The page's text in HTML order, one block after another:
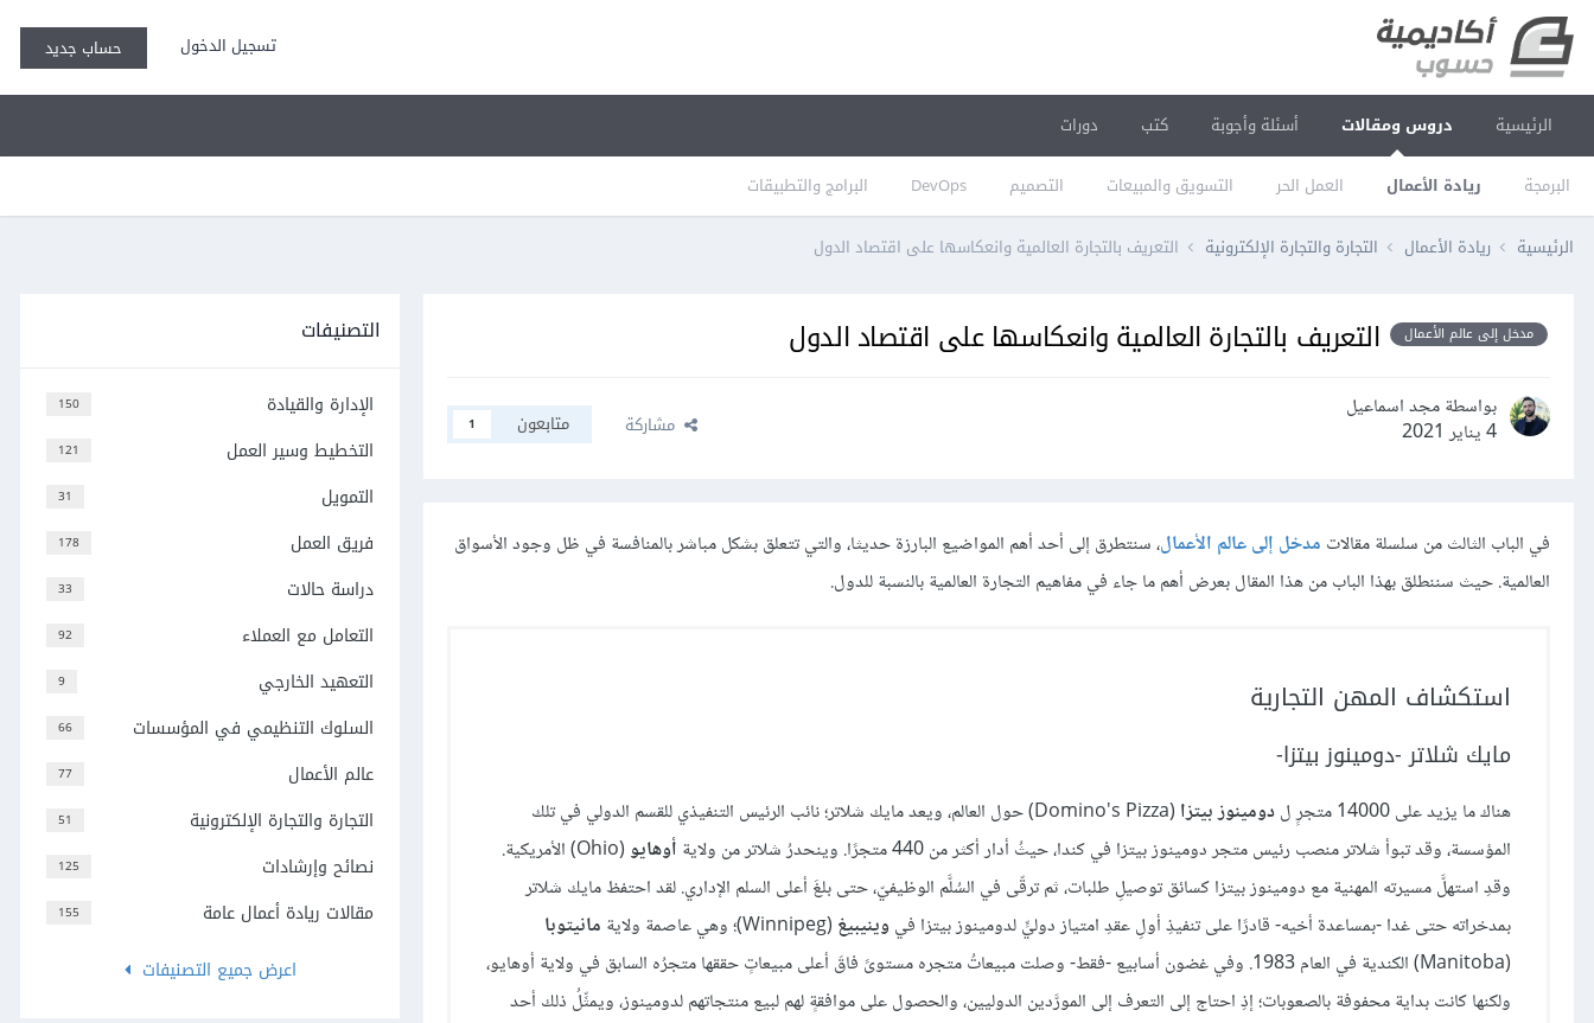
تسجيل الدخول حساب جديد
الرئيسية دروس ومقالات
البرمجة ريادة الأعمال العمل الحر التسويق والمبيعات التصميم DevOps البرامج والتطبيقات
أسئلة وأجوبة كتب دورات
الرئيسية ريادة الأعمال التجارة والتجارة الإلكترونية التعريف بالتجارة العالمية وانعكاسها على اقتصاد الدول
مدخل إلى عالم الأعمال التعريف بالتجارة العالمية وانعكاسها على اقتصاد الدول
بواسطة مجد اسماعيل
4 يناير 2021
مشاركة متابعون 1
في الباب الثالث من سلسلة مقالات مدخل إلى عالم الأعمال، سنتطرق إلى أحد أهم المواضيع البارزة حديثا، والتي تتعلق بشكل مباشر بالمنافسة في ظل وجود الأسواق
العالمية. حيث سننطلق بهذا الباب من هذا المقال بعرض أهم ما جاء في مفاهيم التجارة العالمية بالنسبة للدول.
استكشاف المهن التجارية
مايك شلاتر -دومينوز بيتزا-
هناك ما يزيد على 14000 متجرٍ ل دومينوز بيتزا
(Domino's Pizza) حول العالم، ويعد مايك شلاتر؛ نائب الرئيس التنفيذي للقسم الدولي في تلك
المؤسسة، وقد تبوأ شلاتر منصب رئيس متجر دومينوز بيتزا في كندا، حيثُ أدار أكثر من 440 متجرًا. وينحدرُ شلاتر من ولاية
أوهايو
(Ohio) الأمريكية.
وقدِ استهلَّ مسيرته المهنية مع دومينوز بيتزا كسائق توصيلِ طلبات، ثم ترقّى في السُلَّم الوظيفيّ، حتى بلغَ أعلى السلم الإداري. لقد احتفظ مايك شلاتر
بمدخراته حتى غدا -بمساعدة أخيه- قادرًا على تنفيذِ أولِ عقدِ امتياز دوليٍّ لدومينوز بيتزا في وينيبيغ (Winnipeg)؛ وهي عاصمة ولاية
مانيتوبا
(Manitoba) الكندية في العام 1983. وفي غضون أسابيع -فقط- وصلت مبيعاتُ متجره مستوىً فاقَ أعلى مبيعاتٍ حققها متجرُه السابق في ولاية أوهايو،
ولكنها كانت بداية محفوفة بالصعوبات؛ إذِ احتاج إلى التعرف إلى المورَّدين الدوليين، والحصول على موافقةٍ لهم لبيع منتجاتهم لدومينوز، ويمثِّلُ ذلك أحد
التصنيفات
150 الإدارة والقيادة
121 التخطيط وسير العمل
31 التمويل
178 فريق العمل
33 دراسة حالات
92 التعامل مع العملاء
9 التعهيد الخارجي
66 السلوك التنظيمي في المؤسسات
77 عالم الأعمال
51 التجارة والتجارة الإلكترونية
125 نصائح وإرشادات
155
مقالات ريادة أعمال عامة
اعرض جميع التصنيفات